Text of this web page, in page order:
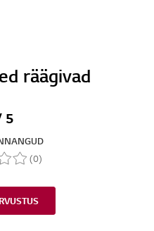
räägivad
5
(0)